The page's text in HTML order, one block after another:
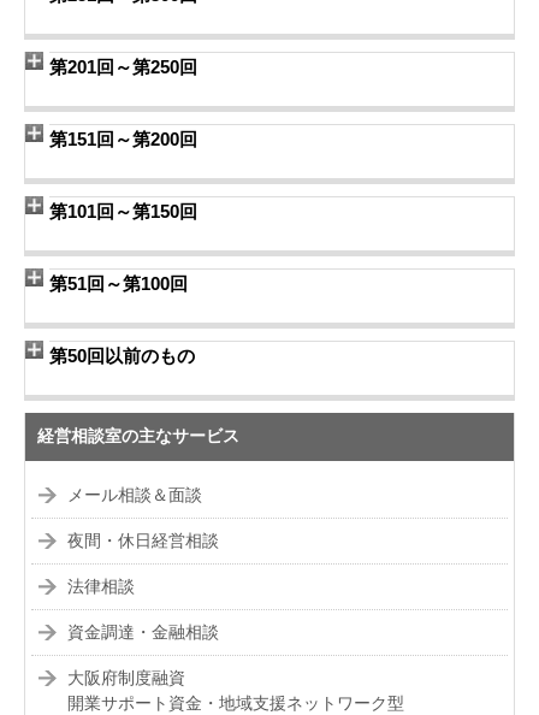
第201回～第250回
第151回～第200回
第101回～第150回
第51回～第100回
第50回以前のもの
経営相談室の主なサービス
メール相談＆面談
夜間・休日経営相談
法律相談
資金調達・金融相談
大阪府制度融資
開業サポート資金・地域支援ネットワーク型